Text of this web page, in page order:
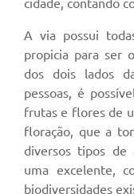
Nota Fiscal Eletrônica
e-SIC
cidade, contando
A via possui
propicia para ser
dos dois lados
pessoas, é
frutas e flores de
floração, que a
diversos tipos de
uma excelente,
biodiversidades